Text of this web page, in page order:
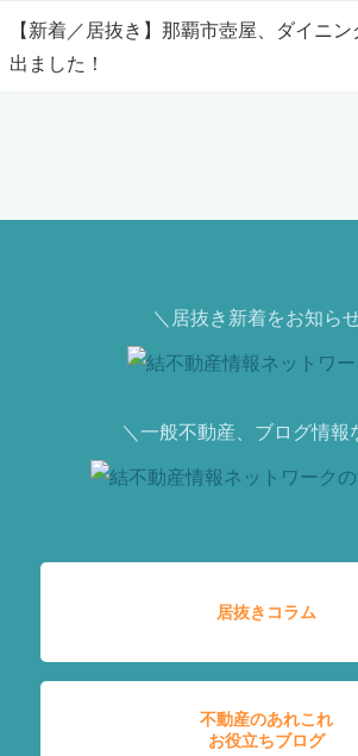
【新着／居抜き】那覇市壺屋、ダイニ
出ました！
＼居抜き新着をお知ら
＼一般不動産、ブログ情報
居抜きコラム
不動産のあれこれ
お役立ちブログ